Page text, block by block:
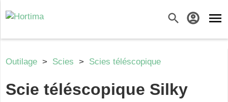
search account_circle menu
Outilage > Scies > Scies téléscopique
Scie téléscopique Silky